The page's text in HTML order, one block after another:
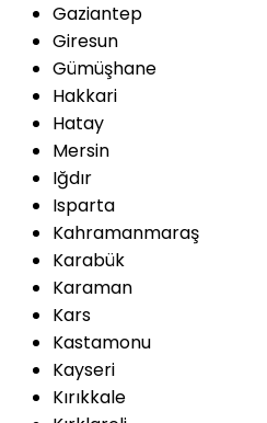
Gaziantep
Giresun
Gümüşhane
Hakkari
Hatay
Mersin
Iğdır
Isparta
Kahramanmaraş
Karabük
Karaman
Kars
Kastamonu
Kayseri
Kırıkkale